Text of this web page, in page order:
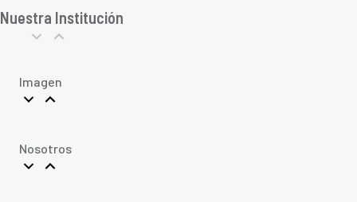
Nuestra Institución
Imagen
Nosotros